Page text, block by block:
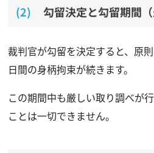
勾留決定と勾留期間（
裁判官が勾留を決定すると、原
日間の身柄拘束が続きます。
この期間中も厳しい取り調べが
ことは一切できません。